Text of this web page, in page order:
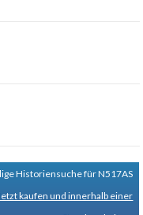
Historiensuche für N517AS
kaufen und innerhalb einer